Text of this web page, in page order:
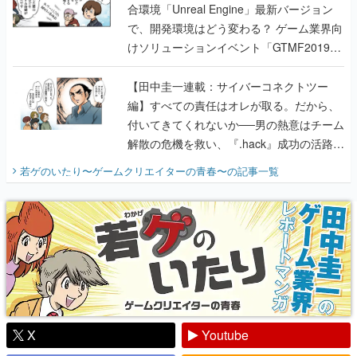
合環境「Unreal Engine」最新バージョン
で、開発環境はどう変わる？ ゲーム業界向
けソリューションイベント「GTMF2019」
に行って、より理解を深めよう【PR】
【田中圭一連載：サイバーコネクトツー
編】すべての責任はオレが取る。だから、
付いてきてくれないか──男の熱意はチーム
解散の危機を救い、『.hack』成功の活路を
開く。業界の快男児・松山 洋に流れる血は
『少年ジャンプ』色だった【若ゲのいた
り】
若ゲのいたり〜ゲームクリエイターの青春〜の記事一覧
X
Youtube